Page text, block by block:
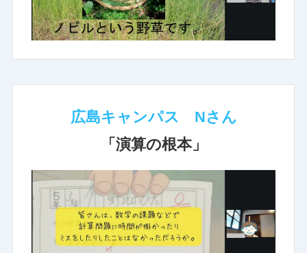
広島キャンパス Nさん
「演算の根本」